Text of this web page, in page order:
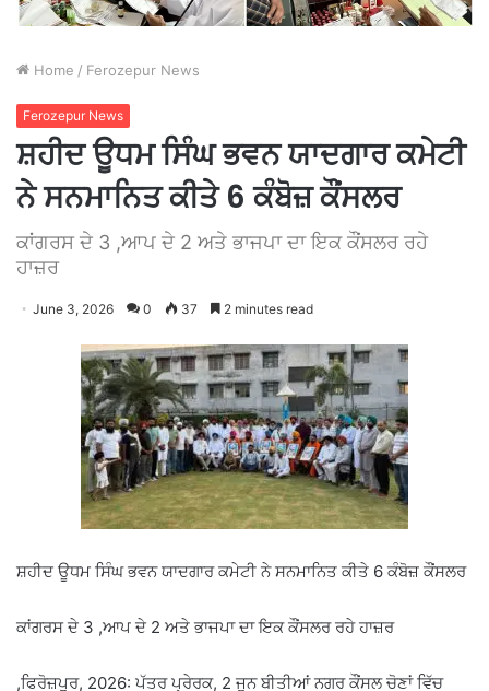
Home / Ferozepur News
Ferozepur News
ਸ਼ਹੀਦ ਊਧਮ ਸਿੰਘ ਭਵਨ ਯਾਦਗਾਰ ਕਮੇਟੀ
ਨੇ ਸਨਮਾਨਿਤ ਕੀਤੇ 6 ਕੰਬੋਜ਼ ਕੌਂਸਲਰ
ਕਾਂਗਰਸ ਦੇ 3 ,ਆਪ ਦੇ 2 ਅਤੇ ਭਾਜਪਾ ਦਾ ਇਕ ਕੌਂਸਲਰ ਰਹੇ
ਹਾਜ਼ਰ
June 3, 2026 0 37 2 minutes read
ਸ਼ਹੀਦ ਊਧਮ ਸਿੰਘ ਭਵਨ ਯਾਦਗਾਰ ਕਮੇਟੀ ਨੇ ਸਨਮਾਨਿਤ ਕੀਤੇ 6 ਕੰਬੋਜ਼ ਕੌਂਸਲਰ
ਕਾਂਗਰਸ ਦੇ 3 ,ਆਪ ਦੇ 2 ਅਤੇ ਭਾਜਪਾ ਦਾ ਇਕ ਕੌਂਸਲਰ ਰਹੇ ਹਾਜ਼ਰ
,ਫਿਰੋਜ਼ਪੁਰ, 2026: ਪੱਤਰ ਪ੍ਰੇਰਕ, 2 ਜੂਨ ਬੀਤੀਆਂ ਨਗਰ ਕੌਂਸਲ ਚੋਣਾਂ ਵਿੱਚ